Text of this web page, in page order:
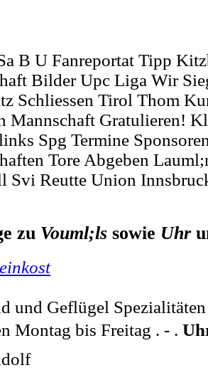
B U Fanreportat Tipp
Bilder Upc Liga Wir
Schliessen Tirol Thom
Mannschaft Gratulieren!
Spg Termine
Tore Abgeben
Svi Reutte Union
zu Vouml;ls sowie Uhr
und Geflügel
Montag bis Freitag . - .